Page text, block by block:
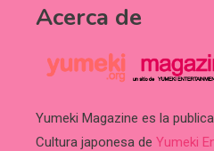
Acerca de
Yumeki Magazine es la
Cultura japonesa de Yumeki